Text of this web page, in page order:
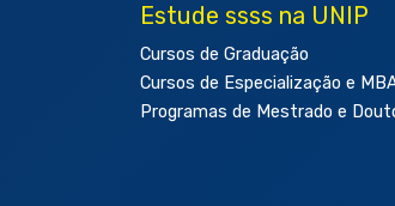
Estude ssss na UNIP
Cursos de Graduação
Cursos de Especialização e
Programas de Mestrado e